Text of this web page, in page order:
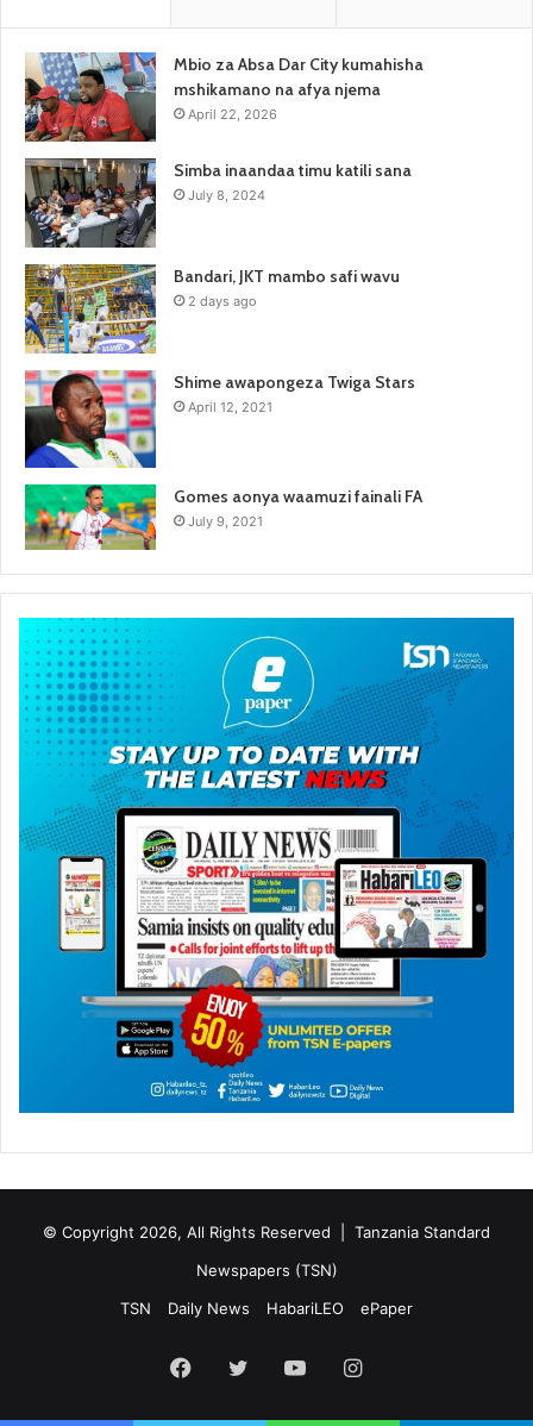
Mbio za Absa Dar City kumahisha
mshikamano na afya njema
April 22, 2026
Simba inaandaa timu katili sana
July 8, 2024
Bandari, JKT mambo safi wavu
2 days ago
Shime awapongeza Twiga Stars
April 12, 2021
Gomes aonya waamuzi fainali FA
July 9, 2021
© Copyright 2026, All Rights Reserved | Tanzania Standard
Newspapers (TSN)
TSN
Daily News HabariLEO ePaper
Facebook
Twitter YouTubeInstagram